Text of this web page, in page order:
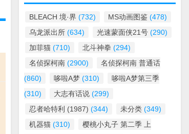
BLEACH 境·界 (732) MS动画图鉴 (478)
乌龙派出所 (634) 光速蒙面侠21号 (290)
加菲猫 (710) 北斗神拳 (294)
名侦探柯南 (2900)
名侦探柯南 普通话
(860)
哆啦A梦 (310)
哆啦A梦第三季
(310)
大志有话说 (299)
忍者哈特利 (1987) (344) 未分类 (349)
机器猫 (310)
樱桃小丸子 第二季 上